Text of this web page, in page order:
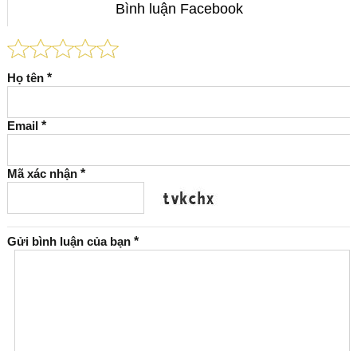
Bình luận Facebook
Họ tên *
Email *
Mã xác nhận *
Gửi bình luận của bạn *